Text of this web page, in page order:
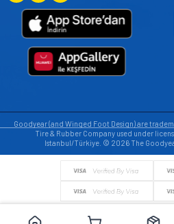
Goodyear (and Winged Foot Design) are
Tire & Rubber Company used under
Istanbul/Türkiye. © 2026 The